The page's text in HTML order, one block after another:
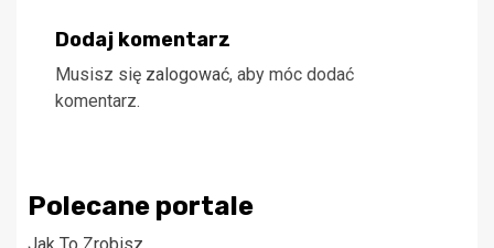
Dodaj komentarz
Musisz się zalogować, aby móc dodać
komentarz.
Polecane portale